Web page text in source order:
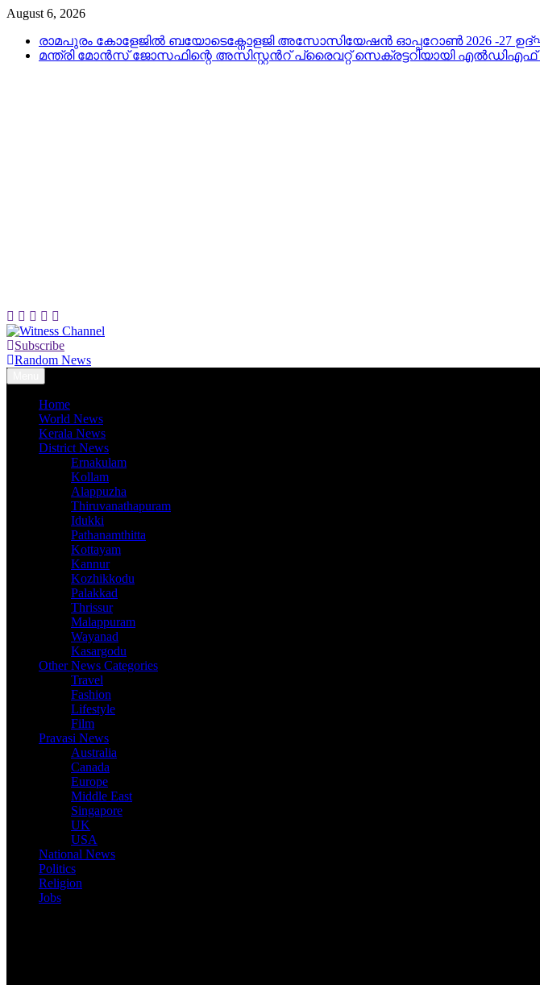
Skip
content
August 6, 2026
രാമപുരം കോളേജിൽ ബയോടെക്നോളജി അസോസിയേഷൻ ഓപ്പറോൺ 2026 -27
മന്ത്രി മോൻസ് ജോസഫിന്റെ അസിസ്റ്റൻറ് പ്രൈവറ്റ് സെക്രട്ടറിയായി
Witness Channel
Subscribe
Random News
Home
World News
Kerala News
District News
Ernakulam
Kollam
Alappuzha
Thiruvanathapuram
Idukki
Pathanamthitta
Kottayam
Kannur
Kozhikkodu
Palakkad
Thrissur
Malappuram
Wayanad
Kasargodu
Other News Categories
Travel
Fashion
Lifestyle
Film
Pravasi News
Australia
Canada
Europe
Middle East
Singapore
UK
USA
National News
Politics
Religion
Jobs